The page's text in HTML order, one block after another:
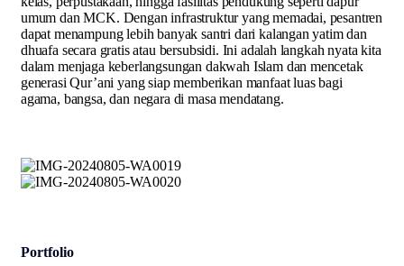
umum dan MCK. Dengan infrastruktur yang memadai, pesantren
dapat menampung lebih banyak santri dari kalangan yatim dan
dhuafa secara gratis atau bersubsidi. Ini adalah langkah nyata kita
dalam menjaga keberlangsungan dakwah Islam dan mencetak
generasi Qur’ani yang siap memberikan manfaat luas bagi
agama, bangsa, dan negara di masa mendatang.
Portfolio